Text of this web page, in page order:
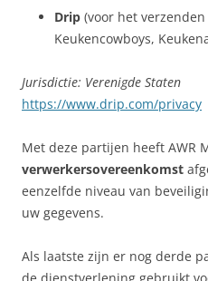
Drip (voor het
Keukencowboys,
Jurisdictie: Verenigde Staten
https://www.drip.com/privacy
Met deze partijen heeft AWR
verwerkersovereenkomst
eenzelfde niveau van
uw gegevens.
Als laatste zijn er nog derde